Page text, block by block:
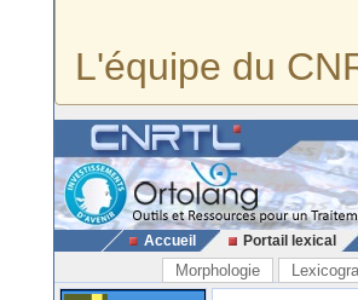
L'équipe du
Accueil Portail lexical
Morphologie